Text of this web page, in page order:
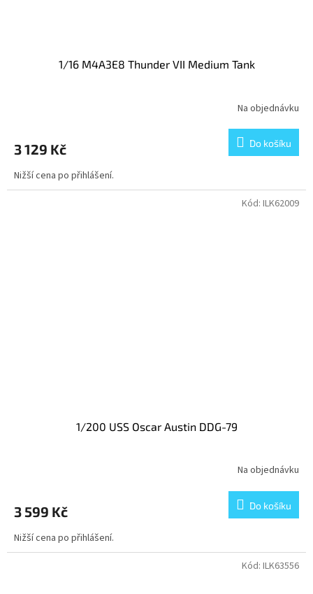
1/16 M4A3E8 Thunder VII Medium Tank
Na objednávku
3 129 Kč Do košíku
Nižší cena po přihlášení.
1/200 USS Oscar Austin DDG-79
Na objednávku
3 599 Kč Do košíku
Nižší cena po přihlášení.
Kód: ILK62009
Kód: ILK63556